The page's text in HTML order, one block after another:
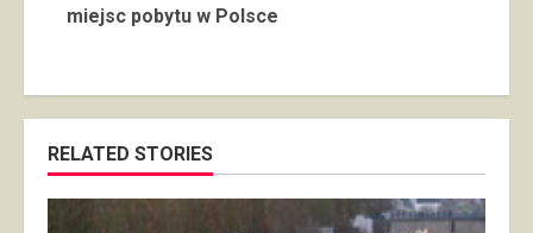
miejsc pobytu w Polsce
RELATED STORIES